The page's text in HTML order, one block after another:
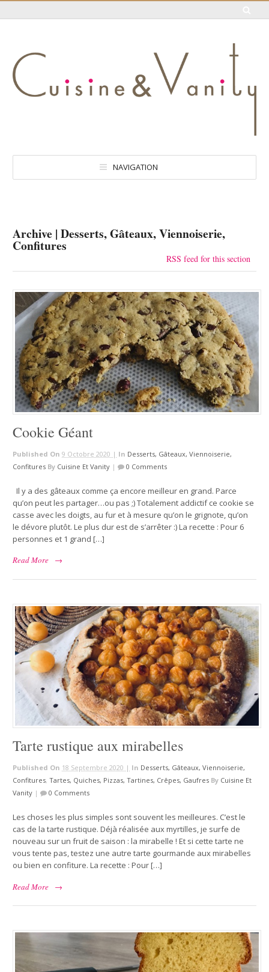
NAVIGATION
Archive | Desserts, Gâteaux, Viennoiserie,
Confitures
RSS feed for this section
Cookie Géant
Published On9 Octobre 2020 | In Desserts, Gâteaux, Viennoiserie,
Confitures By Cuisine Et Vanity | 0 Comments
Il y a des gâteaux comme ça encore meilleur en grand. Parce
qu’on peut les partager…ou pas ;) Totalement addictif ce cookie se
casse avec les doigts, au fur et à mesure qu’on le grignote, qu’on
le dévore plutôt. Le plus dur est de s’arrêter :) La recette : Pour 6
personnes et 1 grand […]
Read More
→
Tarte rustique aux mirabelles
Published On 18 Septembre 2020 | In Desserts, Gâteaux, Viennoiserie,
Confitures,Tartes, Quiches, Pizzas, Tartines, Crêpes, Gaufres By Cuisine Et
Vanity | 0 Comments
Les choses les plus simples sont souvent les meilleures. C’est le
cas de la tarte rustique. Déjà réalisée aux myrtilles, je surfe de
nouveau sur un fruit de saison : la mirabelle ! Et si cette tarte ne
vous tente pas, testez une autre tarte gourmande aux mirabelles
ou bien en confiture. La recette : Pour […]
Read More
→